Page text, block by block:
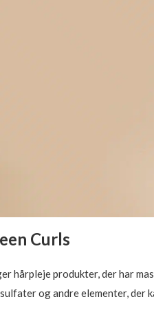
Curls
hårpleje produkter, der har
og andre elementer, der